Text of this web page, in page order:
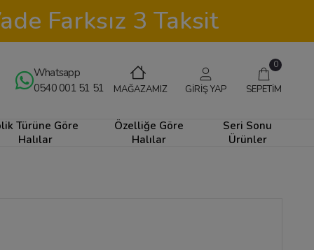
Farksız 3 Taksit
Whatsapp
0540 001 51 51
MAĞAZAMIZ GİRİŞ YAP
0
SEPETİM
Türüne Göre
Halılar
Özelliğe Göre
Halılar
Seri Sonu
Ürünler